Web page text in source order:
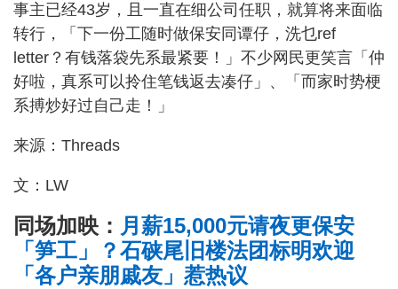
事主已经43岁，且一直在细公司任职，就算将来面临
转行，「下一份工随时做保安同谭仔，洗乜ref
letter？有钱落袋先系最紧要！」不少网民更笑言「仲
好啦，真系可以拎住笔钱返去凑仔」、「而家时势梗
系搏炒好过自己走！」
来源：Threads
文：LW
同场加映： 月薪15,000元请夜更保安
「笋工」？石硖尾旧楼法团标明欢迎
「各户亲朋戚友」惹热议